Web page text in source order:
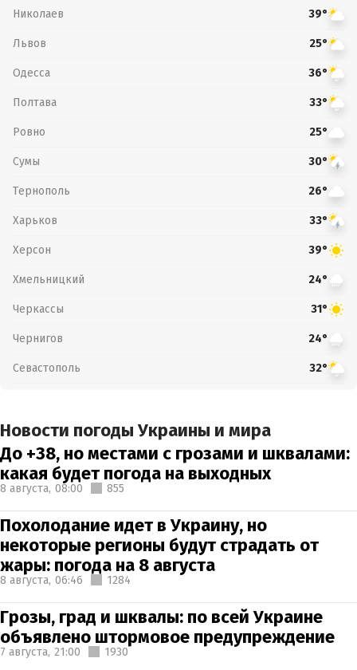
Николаев 39°
Львов 25°
Одесса 36°
Полтава 33°
Ровно 25°
Сумы 30°
Тернополь 26°
Харьков 33°
Херсон 39°
Хмельницкий 24°
Черкассы 31°
Чернигов 24°
Севастополь 32°
Новости погоды Украины и мира
До +38, но местами с грозами и шквалами:
какая будет погода на выходных
8 августа, 08:00 855
Похолодание идет в Украину, но
некоторые регионы будут страдать от
жары: погода на 8 августа
8 августа, 06:46 1284
Грозы, град и шквалы: по всей Украине
объявлено штормовое предупреждение
7 августа, 21:00 1930